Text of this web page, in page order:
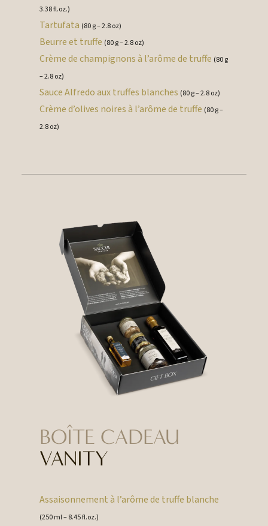
3.38 fl.oz.)
Tartufata (80 g – 2.8 oz)
Beurre et truffe (80 g – 2.8 oz)
Crème de champignons à l’arôme de truffe (80 g
– 2.8 oz)
Sauce Alfredo aux truffes blanches (80 g – 2.8 oz)
Crème d’olives noires à l’arôme de truffe (80 g –
2.8 oz)
BOÎTE CADEAU
VANITY
Assaisonnement à l’arôme de truffe blanche
(250 ml – 8.45 fl.oz.)